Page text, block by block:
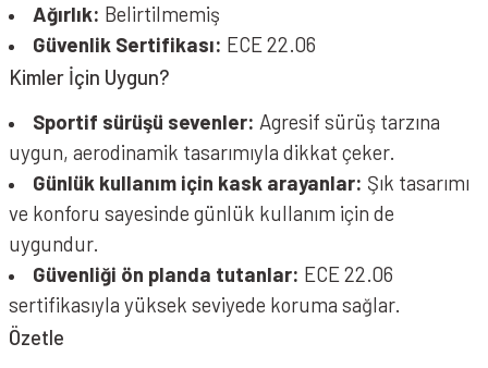
Ağırlık: Belirtilmemiş
Güvenlik Sertifikası: ECE 22.06
Kimler İçin Uygun?
Sportif sürüşü sevenler: Agresif sürüş tarzına
uygun, aerodinamik tasarımıyla dikkat çeker.
Günlük kullanım için kask arayanlar: Şık tasarımı
ve konforu sayesinde günlük kullanım için de
uygundur.
Güvenliği ön planda tutanlar: ECE 22.06
sertifikasıyla yüksek seviyede koruma sağlar.
Özetle